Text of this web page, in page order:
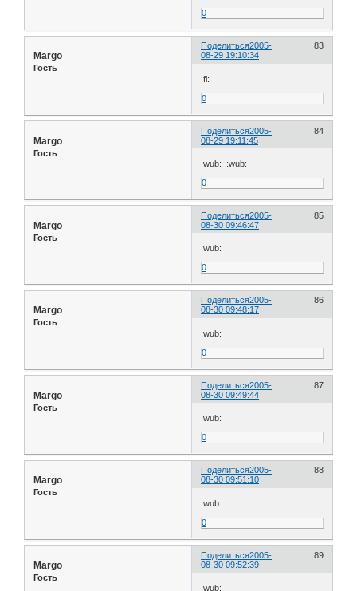
0
Поделиться 83
2005-
08-29 19:10:34
Margo
Гость
:fl:
0
Поделиться 84
2005-
08-29 19:11:45
Margo
Гость
:wub: :wub:
0
Поделиться 85
2005-
08-30 09:46:47
Margo
Гость
:wub:
0
Поделиться 86
2005-
08-30 09:48:17
Margo
Гость
:wub:
0
Поделиться 87
2005-
08-30 09:49:44
Margo
Гость
:wub:
0
Поделиться 88
2005-
08-30 09:51:10
Margo
Гость
:wub:
0
Поделиться 89
2005-
08-30 09:52:39
Margo
Гость
:wub: